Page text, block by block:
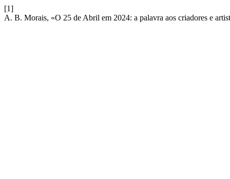
[1]
A. B. Morais, «O 25 de Abril em 2024: a palavra aos criadores e